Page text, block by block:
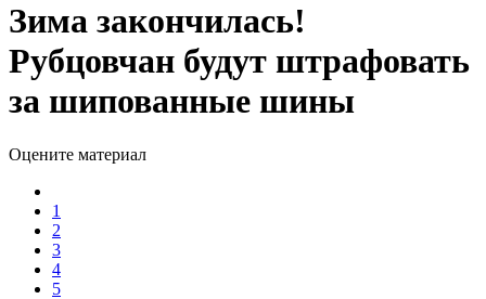
Зима закончилась!
Рубцовчан будут штрафовать
за шипованные шины
Оцените материал
1
2
3
4
5